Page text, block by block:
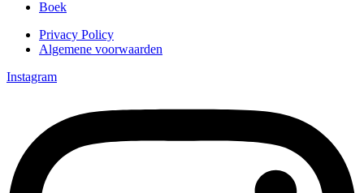
Boek
Privacy Policy
Algemene voorwaarden
Instagram